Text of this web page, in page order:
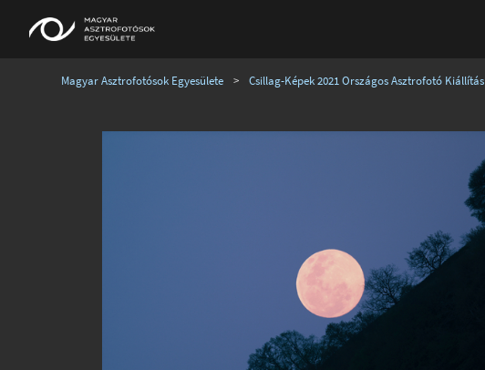
Magyar Asztrofotósok Egyesülete > Csillag-Képek 2021 Országos Asztrofotó Kiállítás